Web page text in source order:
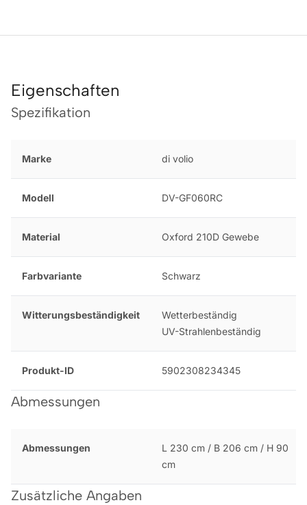
Eigenschaften
Spezifikation
Marke di volio
Modell DV-GF060RC
Material Oxford 210D Gewebe
Farbvariante Schwarz
Witterungsbeständigkeit
Wetterbeständig
UV-Strahlenbeständig
Produkt-ID 5902308234345
Abmessungen
Abmessungen
L 230 cm / B 206 cm / H 90
cm
Zusätzliche Angaben